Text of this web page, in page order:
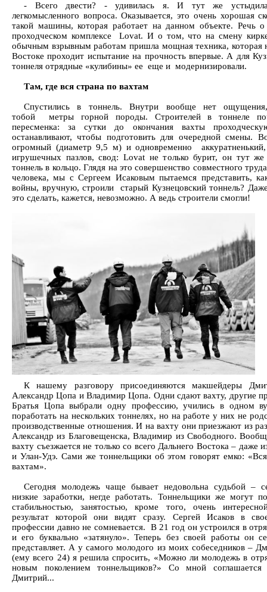
- Всего двести? - удивилась я. И тут же
легкомысленного вопроса. Оказывается, это очень хорошая
такой машины, которая работает на данном объекте. Речь о
проходческом комплексе Lovat. И о том, что на смену
обычным взрывным работам пришла мощная техника, которая
Востоке проходит испытание на прочность впервые. А для
тоннеля отрядные «кулибины» ее еще и модернизировали.
Там, где вся страна по вахтам
Спустились в тоннель. Внутри вообще нет
тобой метры горной породы. Строителей в тоннеле
пересменка: за сутки до окончания вахты
останавливают, чтобы подготовить для очередной смены.
огромный (диаметр 9,5 м) и одновременно
игрушечных пазлов, свод: Lovat не только бурит, он тут же
тоннель в кольцо. Глядя на это совершенство совместного
человека, мы с Сергеем Исаковым пытаемся представить,
войны, вручную, строили старый Кузнецовский тоннель?
это сделать, кажется, невозможно. А ведь строители смогли!
К нашему разговору присоединяются макшейдеры
Александр Цопа и Владимир Цопа. Одни сдают вахту, другие
Братья Цопа выбрали одну профессию, учились в одном
поработать на нескольких тоннелях, но на работе у них не
производственные отношения. И на вахту они приезжают из
Александр из Благовещенска, Владимир из Свободного.
вахту съезжается не только со всего Дальнего Востока – даже
и Улан-Удэ. Сами же тоннельщики об этом говорят емко:
вахтам».
Сегодня молодежь чаще бывает недовольна судьбой –
низкие заработки, негде работать. Тоннельщики же могут
стабильностью, занятостью, кроме того, очень
результат которой они видят сразу. Сергей Исаков в
профессии давно не сомневается. В 21 год он устроился в
и его буквально «затянуло». Теперь без своей работы он
представляет. А у самого молодого из моих собеседников –
(ему всего 24) я решила спросить, «Можно ли молодежь в
новым поколением тоннельщиков?» Со мной соглашается
Дмитрий...